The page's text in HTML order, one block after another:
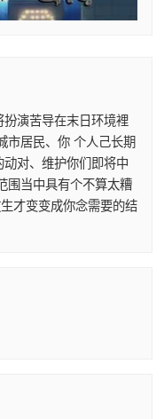
演苦导在末日环境裡
市居民、你 个人己长期
对、维护你们即将中
围当中具有个不算太糟
才变变成你念需要的结